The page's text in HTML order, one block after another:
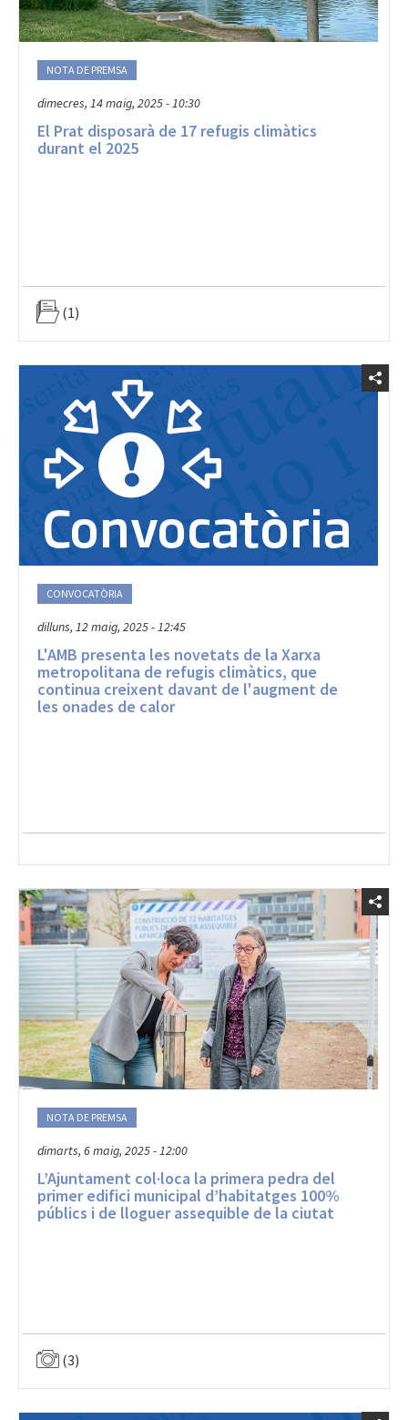
dimecres, 14 maig, 2025 - 10:30
El Prat disposarà de 17 refugis climàtics
durant el 2025
(1)
dilluns, 12 maig, 2025 - 12:45
L'AMB presenta les novetats de la Xarxa
metropolitana de refugis climàtics, que
continua creixent davant de l'augment de
les onades de calor
dimarts, 6 maig, 2025 - 12:00
L’Ajuntament col·loca la primera pedra del
primer edifici municipal d’habitatges 100%
públics i de lloguer assequible de la ciutat
(3)